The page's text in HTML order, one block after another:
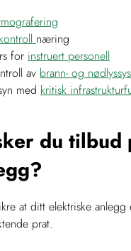
næring
for instruert personell
av brann- og
med kritisk
du tilbud
at ditt elektriske
prat.